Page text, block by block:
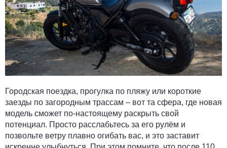
Городская поездка, прогулка по пляжу или короткие
заезды по загородным трассам – вот та сфера, где новая
модель сможет по-настоящему раскрыть свой
потенциал. Просто расслабьтесь за его рулём и
позвольте ветру плавно огибать вас, и это заставит